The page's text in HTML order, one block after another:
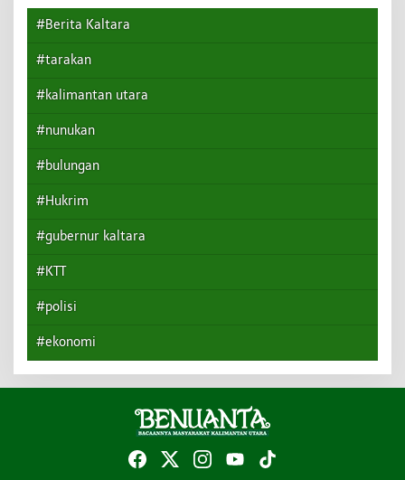
#Berita Kaltara
#tarakan
#kalimantan utara
#nunukan
#bulungan
#Hukrim
#gubernur kaltara
#KTT
#polisi
#ekonomi